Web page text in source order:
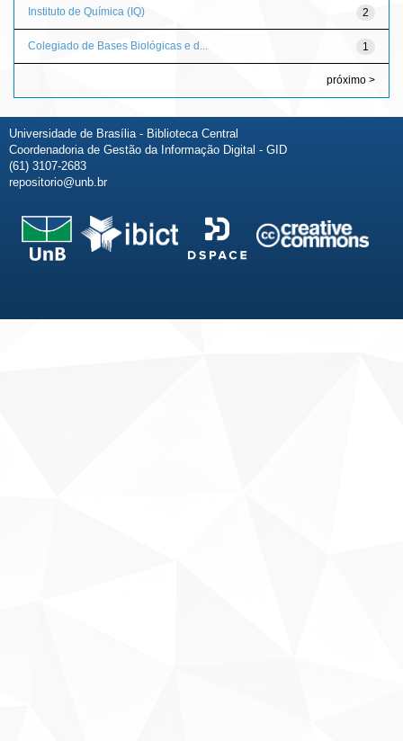
2
Instituto de Química (IQ)
1
Colegiado de Bases Biológicas e d...
próximo >
Universidade de Brasília - Biblioteca Central
Coordenadoria de Gestão da Informação Digital - GID
(61) 3107-2683
repositorio@unb.br